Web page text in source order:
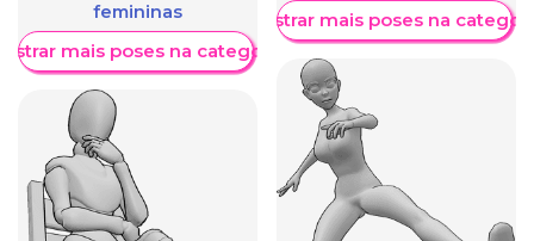
femininas
mais poses na categoria
Mostrar mais poses na